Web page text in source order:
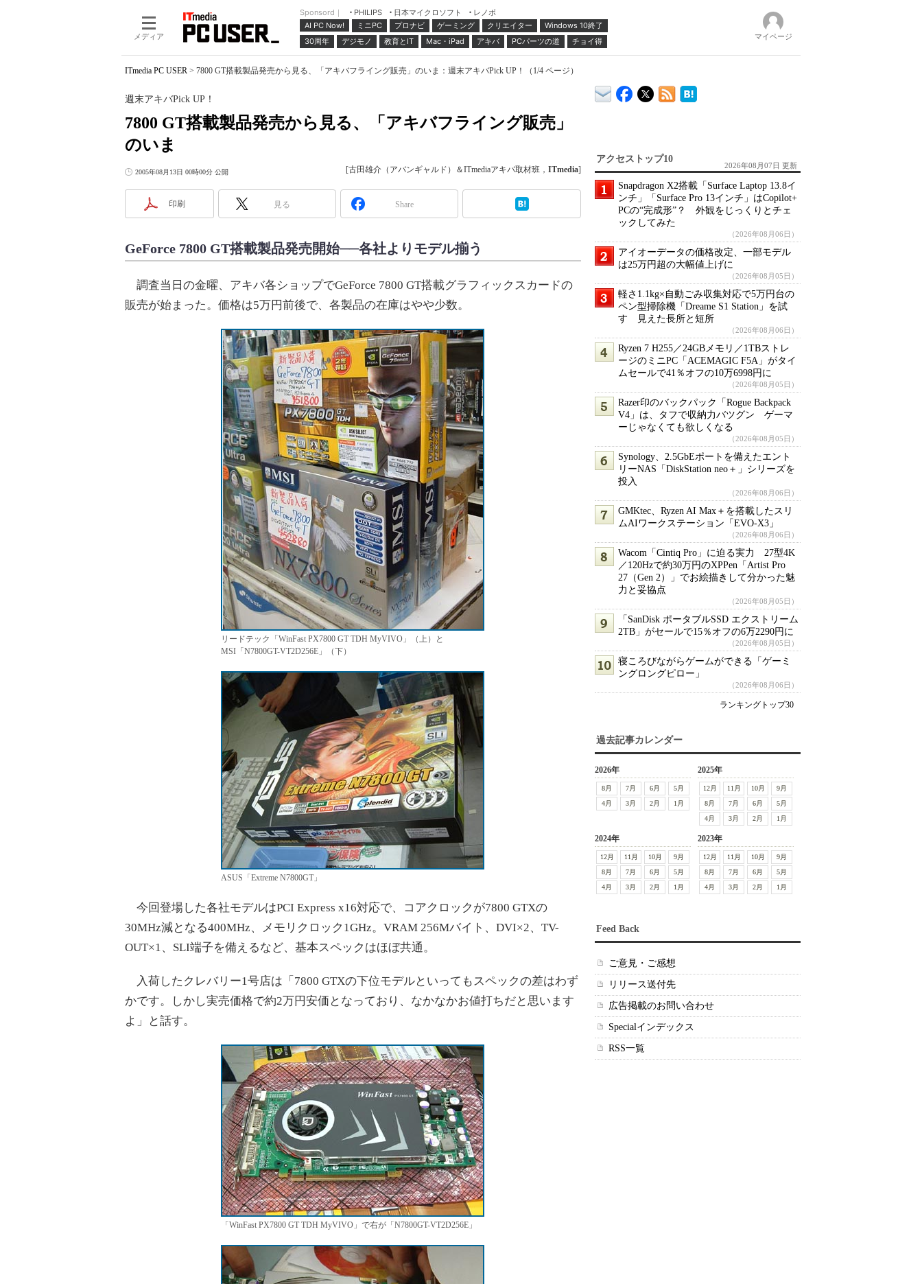
メディア
Sponsord｜ PHILIPS 日本マイクロソフト
レノボ
AI PC Now!
ミニPC プロナビ ゲーミング クリエイター
Windows 10終了
30周年
デジモノ 教育とIT Mac・iPad アキバ PCパーツの道 チョイ得 マイページ
ITmedia PC USER > 7800 GT搭載製品発売から見る、「アキバフライング販売」のいま：週末アキバPick UP！（1/4 ページ）
7800 GT搭載製品発売から見る、「アキバフライング販売」
のいま
週末アキバPick UP！
2005年08月13日 00時00分 公開 [古田雄介（アバンギャルド）＆ITmediaアキバ取材班， ITmedia]
印刷 見る Share
GeForce 7800 GT搭載製品発売開始──各社よりモデル揃う
調査当日の金曜、アキバ各ショップでGeForce 7800 GT搭載グラフィックスカードの
販売が始まった。価格は5万円前後で、各製品の在庫はやや少数。
リードテック「WinFast PX7800 GT TDH MyVIVO」（上）と
MSI「N7800GT-VT2D256E」（下）
ASUS「Extreme N7800GT」
今回登場した各社モデルはPCI Express x16対応で、コアクロックが7800 GTXの
30MHz減となる400MHz、メモリクロック1GHz。VRAM 256Mバイト、DVI×2、TV-
OUT×1、SLI端子を備えるなど、基本スペックはほぼ共通。
入荷したクレバリー1号店は「7800 GTXの下位モデルといってもスペックの差はわず
かです。しかし実売価格で約2万円安価となっており、なかなかお値打ちだと思います
よ」と話す。
「WinFast PX7800 GT TDH MyVIVO」で右が「N7800GT-VT2D256E」
アクセストップ10
2026年08月07日 更新
Snapdragon X2搭載「Surface Laptop 13.8イ
ンチ」「Surface Pro 13インチ」はCopilot+
PCの“完成形”？ 外観をじっくりとチェ
ックしてみた
（2026年08月06日）
アイオーデータの価格改定、一部モデル
は25万円超の大幅値上げに
（2026年08月05日）
軽さ1.1kg×自動ごみ収集対応で5万円台の
ペン型掃除機「Dreame S1 Station」を試
す 見えた長所と短所
（2026年08月06日）
Ryzen 7 H255／24GBメモリ／1TBストレ
ージのミニPC「ACEMAGIC F5A」がタイ
ムセールで41％オフの10万6998円に
（2026年08月05日）
Razer印のバックパック「Rogue Backpack
V4」は、タフで収納力バツグン ゲーマ
ーじゃなくても欲しくなる
（2026年08月05日）
Synology、2.5GbEポートを備えたエント
リーNAS「DiskStation neo＋」シリーズを
投入
（2026年08月06日）
GMKtec、Ryzen AI Max＋を搭載したスリ
ムAIワークステーション「EVO-X3」
（2026年08月06日）
Wacom「Cintiq Pro」に迫る実力 27型4K
／120Hzで約30万円のXPPen「Artist Pro
27（Gen 2）」でお絵描きして分かった魅
力と妥協点
（2026年08月05日）
「SanDisk ポータブルSSD エクストリーム
2TB」がセールで15％オフの6万2290円に
（2026年08月05日）
寝ころびながらゲームができる「ゲーミ
ングロングピロー」
（2026年08月06日）
ランキングトップ30
過去記事カレンダー
2026年
8月 7月 6月
5月
4月
3月 2月 1月
2025年
12月 11月 10月
9月
8月
7月 6月
5月
4月
3月 2月 1月
2024年
12月 11月 10月
9月
8月
7月 6月
5月
4月
3月 2月 1月
2023年
12月 11月 10月
9月
8月
7月 6月
5月
4月
3月 2月 1月
Feed Back
ご意見・ご感想
リリース送付先
広告掲載のお問い合わせ
Specialインデックス
RSS一覧